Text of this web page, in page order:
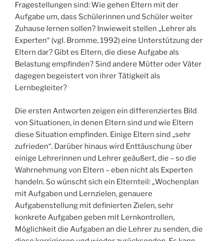
Fragestellungen sind: Wie gehen Eltern mit der
Aufgabe um, dass Schülerinnen und Schüler weiter
Zuhause lernen sollen? Inwieweit stellen „Lehrer als
Experten“ (vgl. Bromme, 1992) eine Unterstützung der
Eltern dar? Gibt es Eltern, die diese Aufgabe als
Belastung empfinden? Sind andere Mütter oder Väter
dagegen begeistert von ihrer Tätigkeit als
Lernbegleiter?
Die ersten Antworten zeigen ein differenziertes Bild
von Situationen, in denen Eltern sind und wie Eltern
diese Situation empfinden. Einige Eltern sind „sehr
zufrieden“. Darüber hinaus wird Enttäuschung über
einige Lehrerinnen und Lehrer geäußert, die – so die
Wahrnehmung von Eltern – eben nicht als Experten
handeln. So wünscht sich ein Elternteil: „Wochenplan
mit Aufgaben und Lernzielen, genauere
Aufgabenstellung mit definierten Zielen, sehr
konkrete Aufgaben geben mit Lernkontrollen,
Möglichkeit die Aufgaben an die Lehrer zu senden, die